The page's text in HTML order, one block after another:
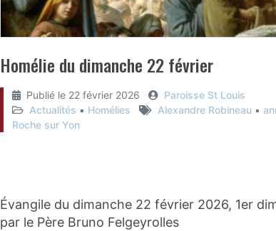
Homélie du dimanche 22 février
Publié le 22 février 2026
Paroisse St Louis
Actualités ▪︎ Homélies Alexandre Robineau▪︎
Roche sur Yon
Évangile du dimanche 22 février 2026, 1er
par le Père Bruno Felgeyrolles